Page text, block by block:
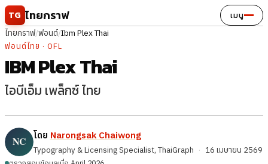
ข้ามไปยังเนื้อหา
TG ไทยกราฟ เมนู
ไทยกราฟ/ฟอนต์/Ibm Plex Thai
ฟอนต์ไทย · OFL
IBM Plex Thai
ไอบีเอ็ม เพล็กซ์ ไทย
โดย Narongsak Chaiwong
Typography & Licensing Specialist, ThaiGraph · 16 เมษายน 2569